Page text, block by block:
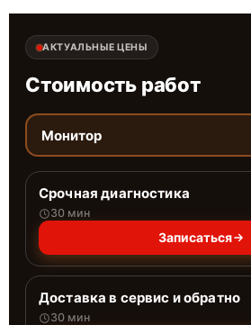
АКТУАЛЬНЫЕ ЦЕНЫ
Стоимость работ
Монитор
Срочная диагностика
30 мин
Записаться
Доставка в сервис и обратно
30 мин